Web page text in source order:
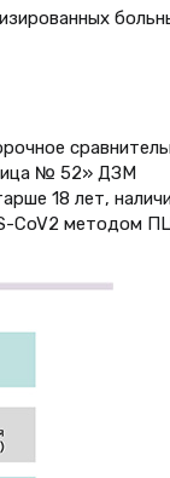
№ 52» ДЗМ
18 лет,
CoV2 методом